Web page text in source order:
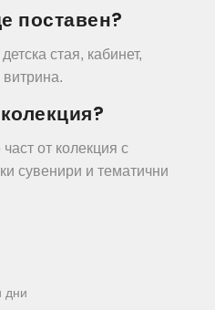
поставен?
стая, кабинет,
от колекция с
сувенири и тематични
дни